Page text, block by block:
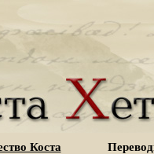
Коста